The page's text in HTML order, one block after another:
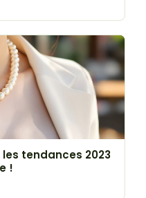
les tendances 2023
!